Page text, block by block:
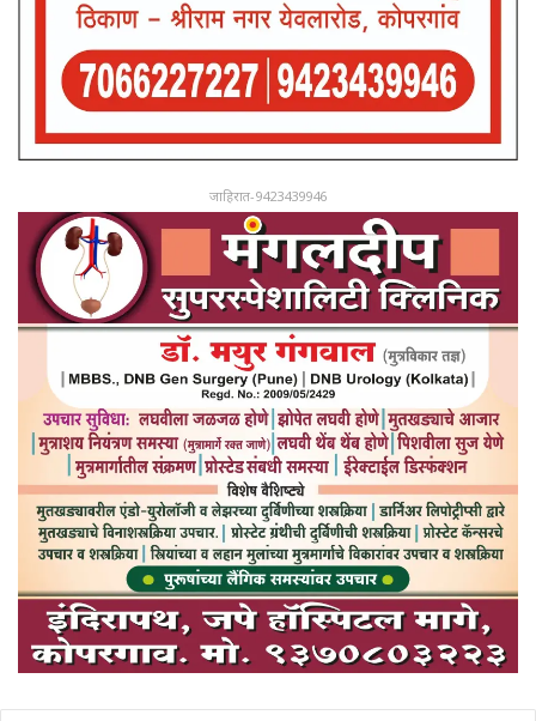
जाहिरात-9423439946